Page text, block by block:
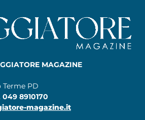
MAGAZINE
PD
049 8910170
magazine.it